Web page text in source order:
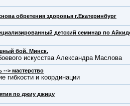
обретения здоровья г.Екатеринбург
детский семинар по
бой. Минск.
искусства Александра Маслова
--> мастерство
гибкости и координации
по джиу джицу